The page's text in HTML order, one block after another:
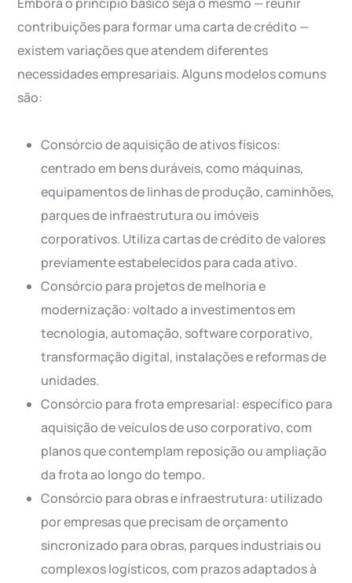
contribuições para formar uma carta de crédito —
existem variações que atendem diferentes
necessidades empresariais. Alguns modelos comuns
são:
Consórcio de aquisição de ativos físicos:
centrado em bens duráveis, como máquinas,
equipamentos de linhas de produção, caminhões,
parques de infraestrutura ou imóveis
corporativos. Utiliza cartas de crédito de valores
previamente estabelecidos para cada ativo.
Consórcio para projetos de melhoria e
modernização: voltado a investimentos em
tecnologia, automação, software corporativo,
transformação digital, instalações e reformas de
unidades.
Consórcio para frota empresarial: específico para
aquisição de veículos de uso corporativo, com
planos que contemplam reposição ou ampliação
da frota ao longo do tempo.
Consórcio para obras e infraestrutura: utilizado
por empresas que precisam de orçamento
sincronizado para obras, parques industriais ou
complexos logísticos, com prazos adaptados à